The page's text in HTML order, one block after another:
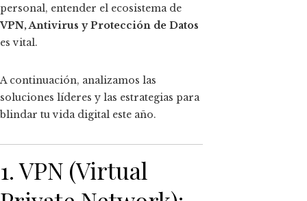
personal, entender el ecosistema de
VPN, Antivirus y Protección de Datos
es vital.
A continuación, analizamos las
soluciones líderes y las estrategias para
blindar tu vida digital este año.
1. VPN (Virtual